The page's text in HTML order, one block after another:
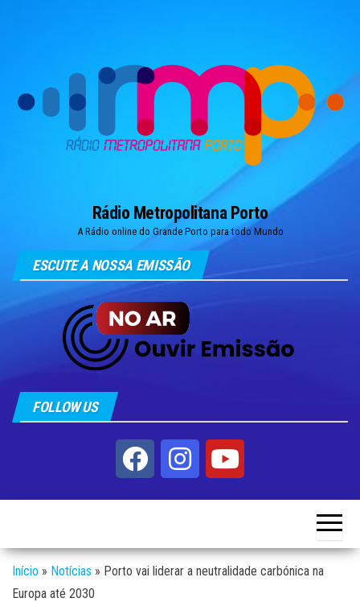
Rádio Metropolitana Porto
A Rádio online do Grande Porto para todo Mundo
ESCUTE A NOSSA EMISSÃO
FOLLOW US
Início » Notícias » Porto vai liderar a neutralidade carbónica na
Europa até 2030